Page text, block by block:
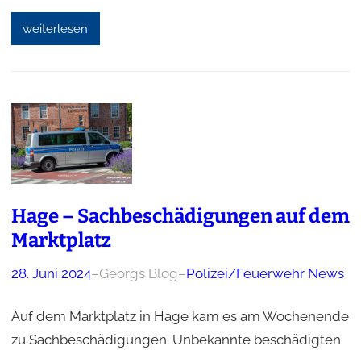
weiterlesen
Hage – Sachbeschädigungen auf dem
Marktplatz
28. Juni 2024–Georgs Blog–Polizei/Feuerwehr News
Auf dem Marktplatz in Hage kam es am Wochenende
zu Sachbeschädigungen. Unbekannte beschädigten